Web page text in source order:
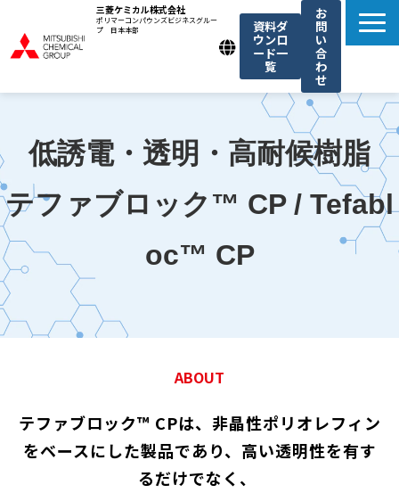
三菱ケミカル株式会社
ポリマーコンパウンズビジネスグルー
プ 日本本部
資料ダ
ウンロ
ード一
覧
お
問
い
合
わ
せ
我々の強み
用途例一覧
機能・トレンド記事一覧
低誘電・透明・高耐候樹脂
テファブロック™ CP / Tefabl
oc™ CP
ABOUT
テファブロック™ CPは、非晶性ポリオレフィン
をベースにした製品であり、高い透明性を有す
るだけでなく、